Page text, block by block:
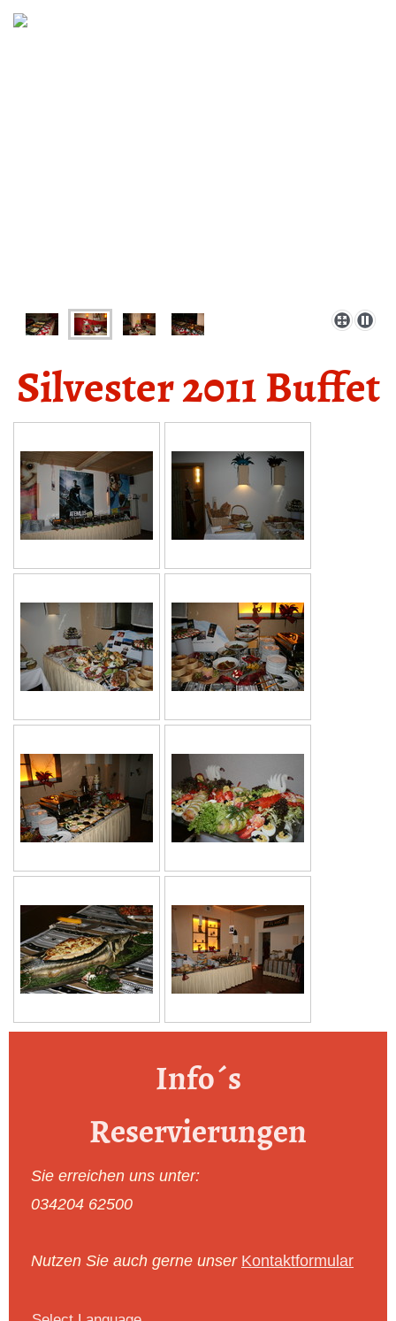
Silvester 2011 Buffet
Info´s
Reservierungen
Sie erreichen uns unter:
034204 62500
Nutzen Sie auch gerne unser Kontaktformular